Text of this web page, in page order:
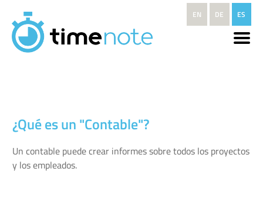
EN DE ES
¿Qué es un "Contable"?
Un contable puede crear informes sobre todos los proyectos
y los empleados.